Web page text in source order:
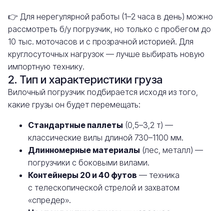
👉 Для нерегулярной работы (1–2 часа в день) можно
рассмотреть б/у погрузчик, но только с пробегом до
10 тыс. моточасов и с прозрачной историей. Для
круглосуточных нагрузок — лучше выбирать новую
импортную технику.
2. Тип и характеристики груза
Вилочный погрузчик подбирается исходя из того,
какие грузы он будет перемещать:
Стандартные паллеты (0,5–3,2 т) —
классические вилы длиной 730–1100 мм.
Длинномерные материалы (лес, металл) —
погрузчики с боковыми вилами.
Контейнеры 20 и 40 футов — техника
с телескопической стрелой и захватом
«спредер».